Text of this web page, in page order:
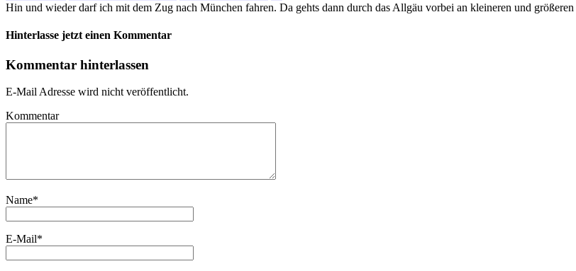
Hin und wieder darf ich mit dem Zug nach München fahren. Da gehts dann durch das Allgäu vorbei an kleineren und
Hinterlasse jetzt einen Kommentar
Kommentar hinterlassen
E-Mail Adresse wird nicht veröffentlicht.
Kommentar
Name*
E-Mail*